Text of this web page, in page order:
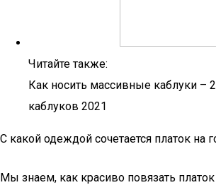
Читайте также:
Как носить массивные каблуки –
каблуков 2021
С какой одеждой сочетается платок на
Мы знаем, как красиво повязать